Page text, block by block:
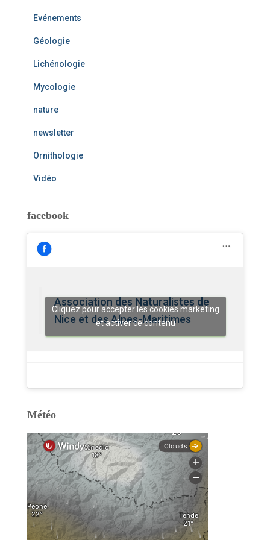
Evénements
Géologie
Lichénologie
Mycologie
nature
newsletter
Ornithologie
Vidéo
facebook
Association des Naturalistes de
Nice et des Alpes-Maritimes
Cliquez pour accepter les cookies marketing
et activer ce contenu
Météo